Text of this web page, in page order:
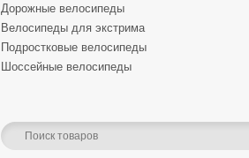
Дорожные велосипеды
Велосипеды для экстрима
Подростковые велосипеды
Шоссейные велосипеды